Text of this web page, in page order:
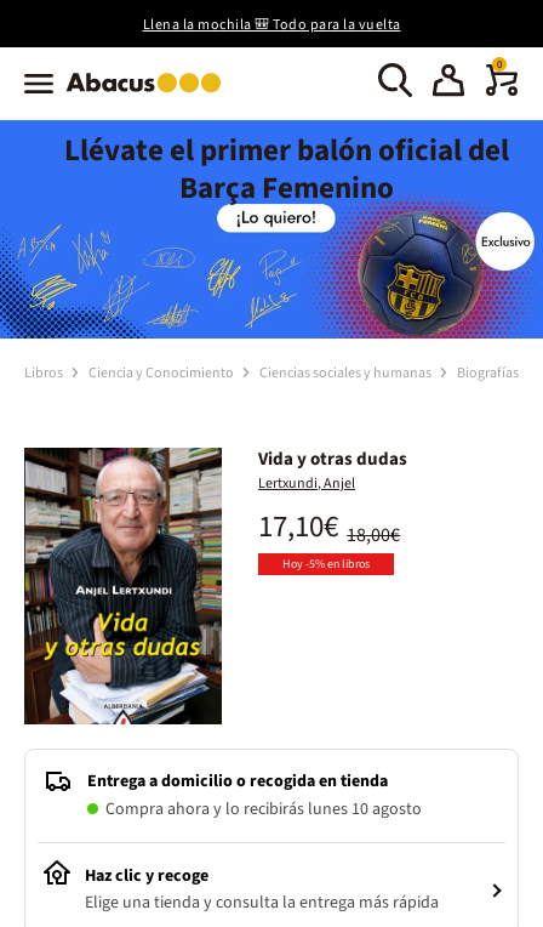
Llena la mochila 🎒 Todo para la vuelta
0
Llévate el primer balón oficial del
Barça Femenino
Libros Ciencia y Conocimiento Ciencias sociales y humanas Biografías
Vida y otras dudas
Lertxundi, Anjel
18,00€
17,10€
Hoy -5% en libros
Entrega a domicilio o recogida en tienda
Compra ahora y lo recibirás lunes 10 agosto
Haz clic y recoge
Elige una tienda y consulta la entrega más rápida